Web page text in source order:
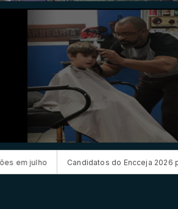
Candidatos do Encceja 2026 podem